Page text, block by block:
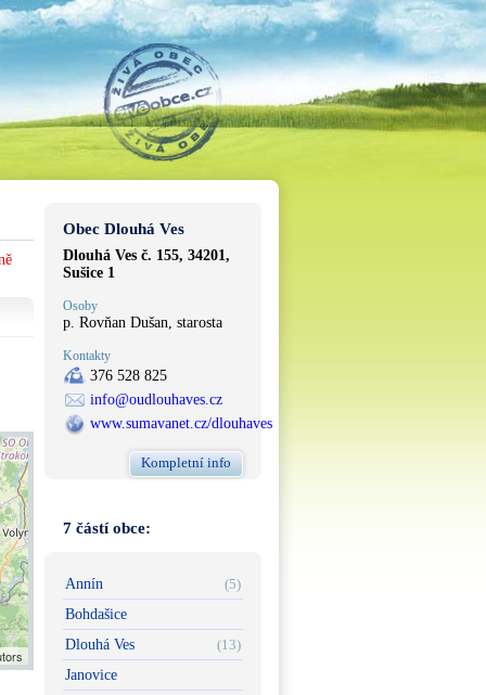
Obec Dlouhá Ves
Dlouhá Ves č. 155, 34201,
Sušice 1
Osoby
p. Rovňan Dušan, starosta
Kontakty
376 528 825
info@oudlouhaves.cz
www.sumavanet.cz/dlouhaves
Kompletní info
7 částí obce:
Annín
(5)
Bohdašice
Dlouhá Ves
(13)
Janovice